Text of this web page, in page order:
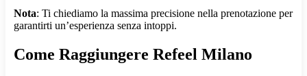
Nota: Ti chiediamo la massima precisione nella prenotazione per
garantirti un’esperienza senza intoppi.
Come Raggiungere Refeel Milano